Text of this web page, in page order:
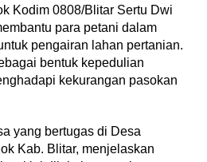
Kodim 0808/Blitar Sertu Dwi
para petani dalam
pengairan lahan pertanian.
bentuk kepedulian
kekurangan pasokan
yang bertugas di Desa
Kab. Blitar, menjelaskan